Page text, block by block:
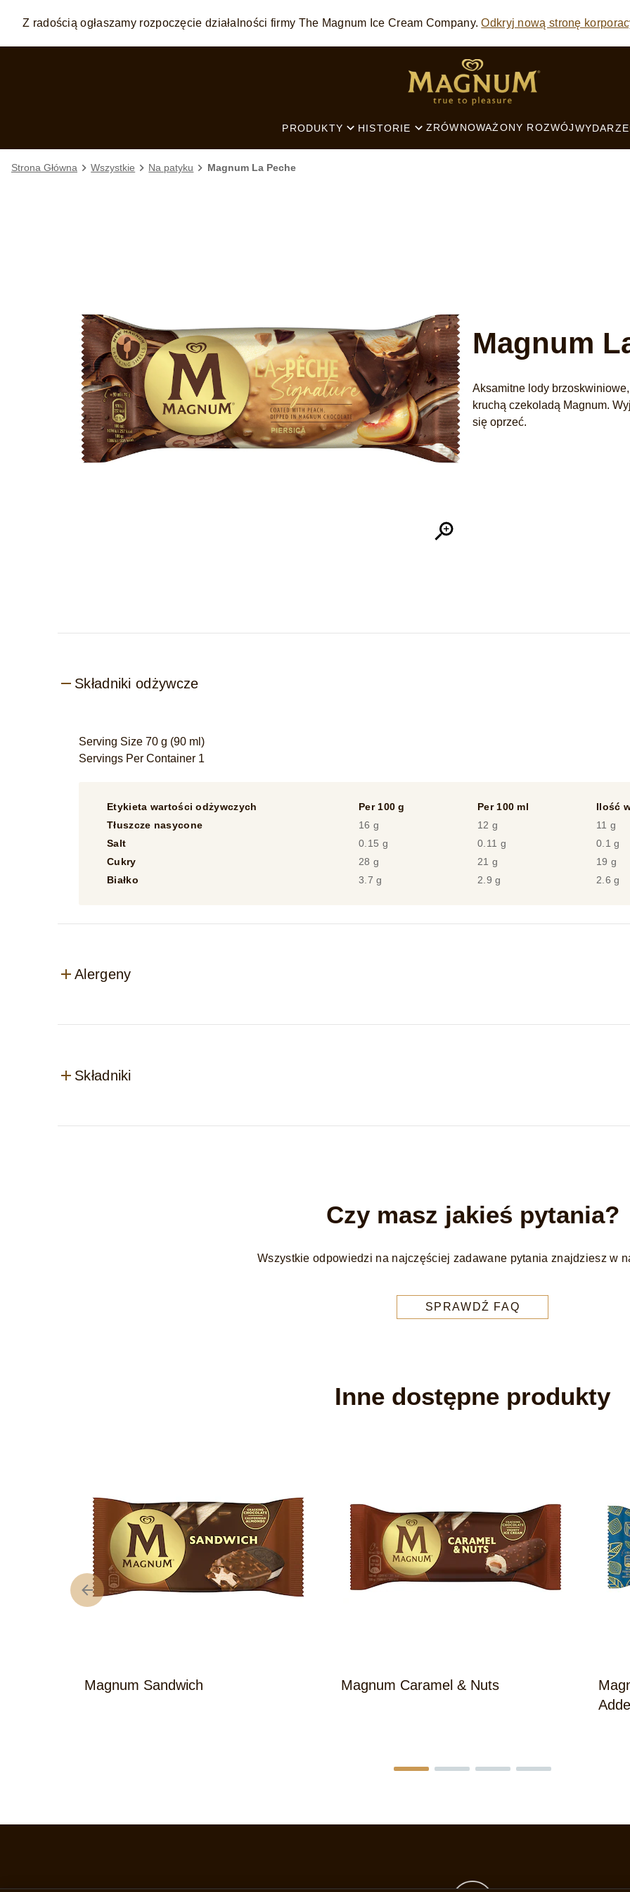
Skip to: MAIN CONTENT FOOTER SEARCH
Z radością ogłaszamy rozpoczęcie działalności firmy The Magnum Ice Cream Company. Odkryj nową stronę
PRODUKTY HISTORIE ZRÓWNOWAŻONY ROZWÓJ
Strona Główna Wszystkie Na patyku Magnum La Peche
Magnum
Aksamitne lody
kruchą czekoladą Magnum.
się oprzeć.
Składniki odżywcze
Serving Size 70 g (90 ml)
Servings Per Container 1
Etykieta wartości odżywczych Per 100 g Per 100 ml Ilość
Tłuszcze nasycone
16 g 12 g 11 g
Salt
0.15 g 0.11 g 0.1 g
Cukry
28 g 21 g 19 g
Białko
3.7 g 2.9 g 2.6 g
Alergeny
Składniki
Czy masz jakieś pytania?
Wszystkie odpowiedzi na najczęściej zadawane pytania znajdziesz w
SPRAWDŹ FAQ
Inne dostępne produkty
Magnum Sandwich Magnum Caramel & Nuts